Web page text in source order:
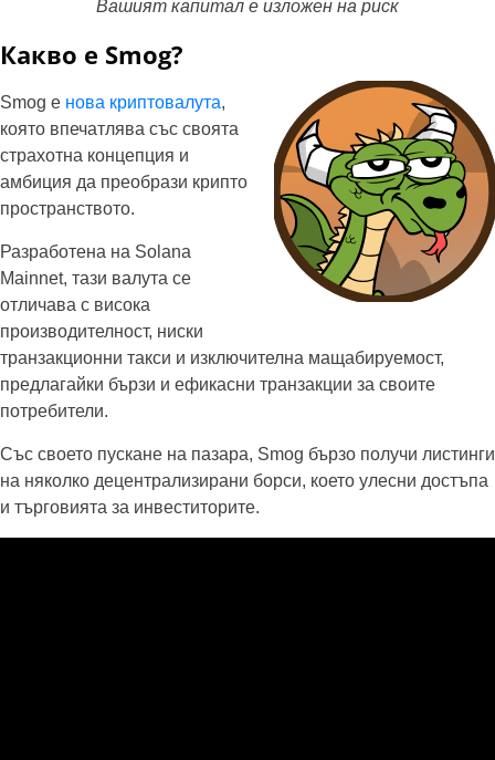
Вашият капитал е изложен на риск
Какво е Smog?
Smog е нова криптовалута,
която впечатлява със своята
страхотна концепция и
амбиция да преобрази крипто
пространството.
Разработена на Solana
Mainnet, тази валута се
отличава с висока
производителност, ниски
транзакционни такси и изключителна мащабируемост,
предлагайки бързи и ефикасни транзакции за своите
потребители.
Със своето пускане на пазара, Smog бързо получи листинги
на няколко децентрализирани борси, което улесни достъпа
и търговията за инвеститорите.